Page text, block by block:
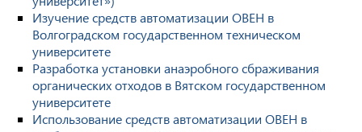
Изучение средств автоматизации ОВЕН в
Волгоградском государственном техническом
университете
Разработка установки анаэробного сбраживания
органических отходов в Вятском государственном
университете
Использование средств автоматизации ОВЕН в